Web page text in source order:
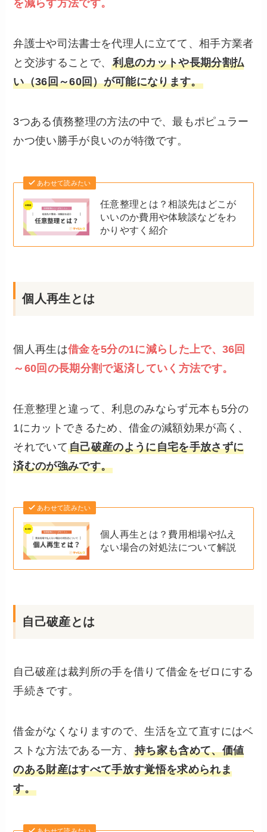
を減らす方法です。
弁護士や司法書士を代理人に立てて、相手方業者
と交渉することで、利息のカットや長期分割払
い（36回～60回）が可能になります。
3つある債務整理の方法の中で、最もポピュラー
かつ使い勝手が良いのが特徴です。
あわせて読みたい
任意整理とは？相談先はどこが
いいのか費用や体験談などをわ
かりやすく紹介
個人再生とは
個人再生は借金を5分の1に減らした上で、36回
～60回の長期分割で返済していく方法です。
任意整理と違って、利息のみならず元本も5分の
1にカットできるため、借金の減額効果が高く、
それでいて自己破産のように自宅を手放さずに
済むのが強みです。
あわせて読みたい
個人再生とは？費用相場や払え
ない場合の対処法について解説
自己破産とは
自己破産は裁判所の手を借りて借金をゼロにする
手続きです。
借金がなくなりますので、生活を立て直すにはベ
ストな方法である一方、 持ち家も含めて、価値
のある財産はすべて手放す覚悟を求められま
す。